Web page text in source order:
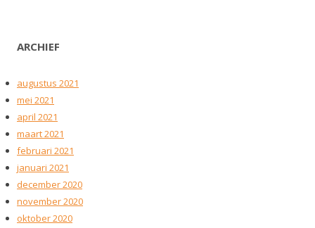
ARCHIEF
augustus 2021
mei 2021
april 2021
maart 2021
februari 2021
januari 2021
december 2020
november 2020
oktober 2020